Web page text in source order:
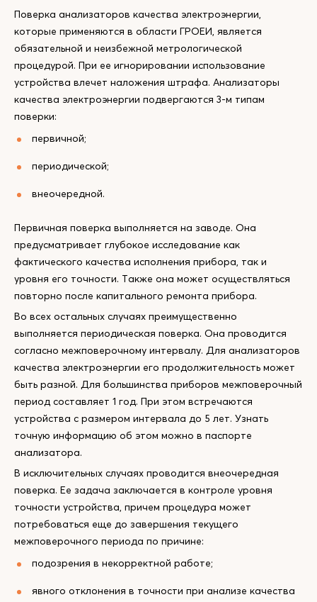
Поверка анализаторов качества электроэнергии,
которые применяются в области ГРОЕИ, является
обязательной и неизбежной метрологической
процедурой. При ее игнорировании использование
устройства влечет наложения штрафа. Анализаторы
качества электроэнергии подвергаются 3-м типам
поверки:
первичной;
периодической;
внеочередной.
Первичная поверка выполняется на заводе. Она
предусматривает глубокое исследование как
фактического качества исполнения прибора, так и
уровня его точности. Также она может осуществляться
повторно после капитального ремонта прибора.
Во всех остальных случаях преимущественно
выполняется периодическая поверка. Она проводится
согласно межповерочному интервалу. Для анализаторов
качества электроэнергии его продолжительность может
быть разной. Для большинства приборов межповерочный
период составляет 1 год. При этом встречаются
устройства с размером интервала до 5 лет. Узнать
точную информацию об этом можно в паспорте
анализатора.
В исключительных случаях проводится внеочередная
поверка. Ее задача заключается в контроле уровня
точности устройства, причем процедура может
потребоваться еще до завершения текущего
межповерочного периода по причине:
подозрения в некорректной работе;
явного отклонения в точности при анализе качества